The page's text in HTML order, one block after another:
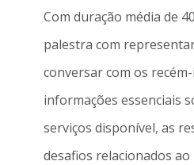
Com duração média de
palestra com
conversar com os
informações essenciais
serviços disponível, as
desafios relacionados